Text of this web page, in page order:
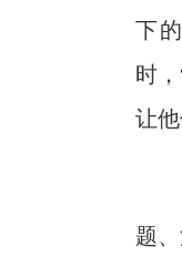
下
时
让
“
题